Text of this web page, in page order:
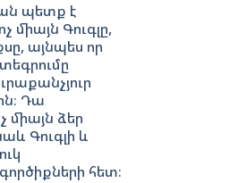
պետք է
միայն Գուգլը,
այնպես որ
Դա
ձեր
Գուգլի և
հետ։